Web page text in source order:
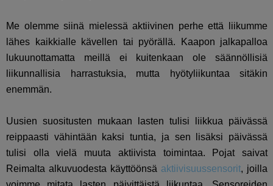
Me olemme siinä mielessä aktiivinen perhe että liikumme
lähes kaikkialle kävellen tai pyörällä. Kaapon jalkapalloa
lukuunottamatta meillä ei kuitenkaan ole säännöllisiä
liikunnallisia harrastuksia, mutta hyötyliikuntaa sitäkin
enemmän.
Uusien suositusten mukaan lasten tulisi liikkua päivässä
reippaasti vähintään kaksi tuntia, ja sen lisäksi päivässä
tulisi olla vielä muuta aktiivista toimintaa. Pojat saivat
Reimalta alkuvuodesta käyttöönsä aktiivisuussensorit, joilla